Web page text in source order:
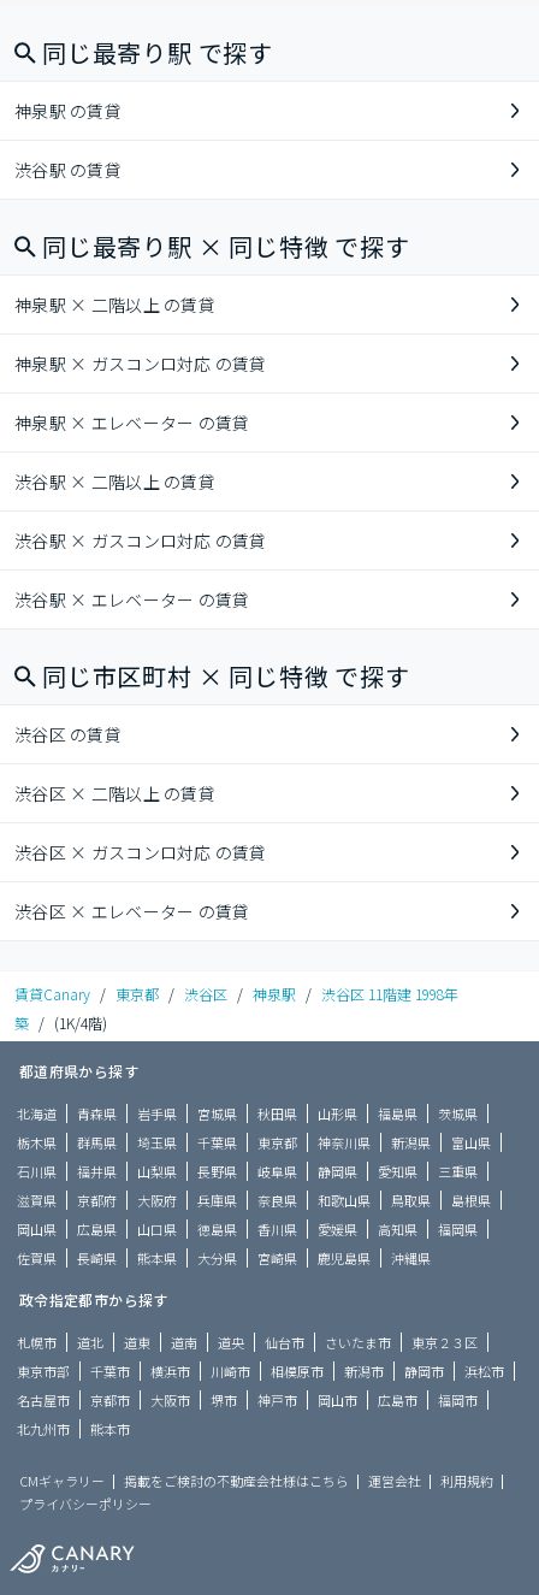
同じ最寄り駅 で探す
神泉駅 の賃貸
渋谷駅 の賃貸
同じ最寄り駅 × 同じ特徴 で探す
神泉駅 × 二階以上 の賃貸
神泉駅 × ガスコンロ対応 の賃貸
神泉駅 × エレベーター の賃貸
渋谷駅 × 二階以上 の賃貸
渋谷駅 × ガスコンロ対応 の賃貸
渋谷駅 × エレベーター の賃貸
同じ市区町村 × 同じ特徴 で探す
渋谷区 の賃貸
渋谷区 × 二階以上 の賃貸
渋谷区 × ガスコンロ対応 の賃貸
渋谷区 × エレベーター の賃貸
賃貸Canary / 東京都 / 渋谷区 / 神泉駅 / 渋谷区 11階建 1998年
築 / (1K/4階)
都道府県から探す
北海道 青森県 岩手県 宮城県 秋田県 山形県 福島県
茨城県
栃木県
群馬県 埼玉県 千葉県 東京都 神奈川県 新潟県
富山県
石川県
福井県 山梨県 長野県 岐阜県 静岡県 愛知県
三重県
滋賀県
京都府 大阪府 兵庫県 奈良県 和歌山県 鳥取県
島根県
岡山県
広島県 山口県 徳島県 香川県 愛媛県 高知県
福岡県
佐賀県
長崎県 熊本県 大分県 宮崎県 鹿児島県 沖縄県
政令指定都市から探す
札幌市 道北 道東 道南 道央 仙台市 さいたま市
東京２３区
東京市部
千葉市 横浜市 川崎市 相模原市 新潟市 静岡市
浜松市
名古屋市
京都市 大阪市 堺市 神戸市 岡山市 広島市
福岡市
北九州市
熊本市
CMギャラリー 掲載をご検討の不動産会社様はこちら 運営会社
利用規約
プライバシーポリシー